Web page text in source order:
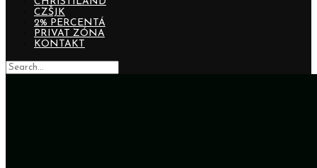
CZŠJK
2% PERCENTÁ
PRIVAT ZÓNA
KONTAKT